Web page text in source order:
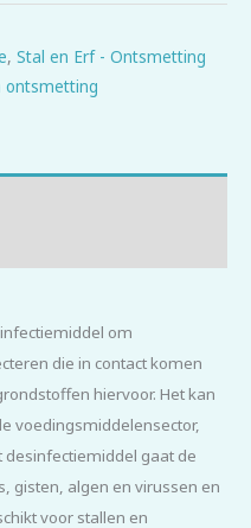
, Stal en Erf - Ontsmetting
ontsmetting
om
die in contact komen
hiervoor. Het kan
voedingsmiddelensector,
desinfectiemiddel gaat de
gisten, algen en virussen en
voor stallen en